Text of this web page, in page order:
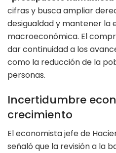
cifras y busca ampliar
desigualdad y mantener la
macroeconómica. El
dar continuidad a los
como la reducción de la
personas.
Incertidumbre
crecimiento
El economista jefe de
señaló que la revisión a la